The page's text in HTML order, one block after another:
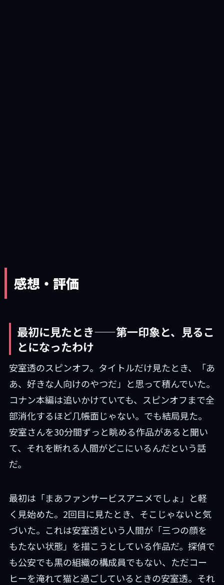
感想・評価
最初に見たとき——第一印象と、見るこ
とになったわけ
安室透のスピンオフ。タイトルだけ見たとき、「あ
あ、好きな人向けのやつだ」と思って積んでいた。
コナン本編は追いかけていても、スピンオフまで全
部消化するほど几帳面じゃない。でも結局見た。
安室さんを30分間ずっと眺める作品があると聞い
て、それを断れる人間がどこにいるんだという話
だ。
最初は「まあファンサービスアニメでしょ」と軽
く見始めた。2回目に見たとき、そこじゃないと気
づいた。これは安室透という人間が「三つの顔を
もたない状態」を描こうとしている作品だ。探偵で
も公安でも黒の組織の構成員でもない、ただコー
ヒーを淹れて猫と過ごしているときの安室透。それ